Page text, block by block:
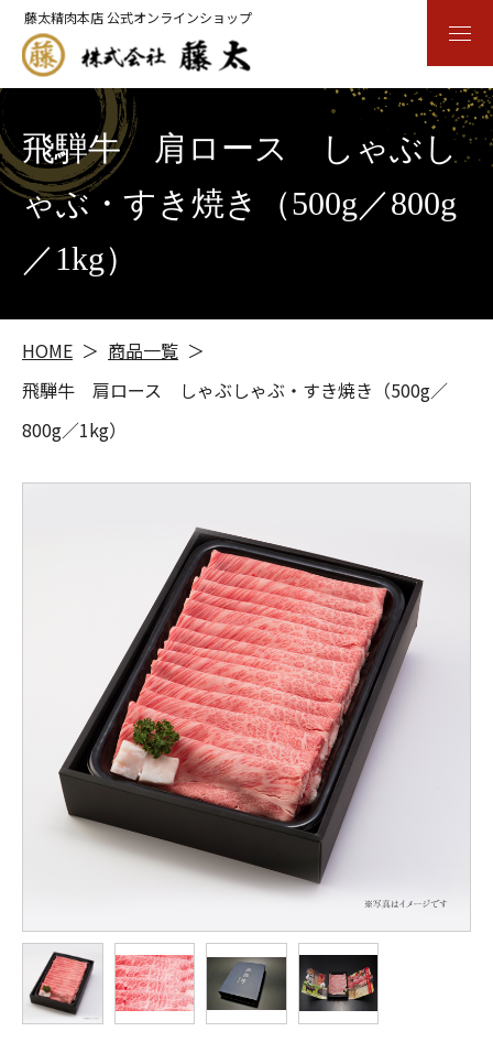
藤太精肉本店 公式オンラインショップ
飛騨牛 肩ロース しゃぶし
ゃぶ・すき焼き（500g／800g
／1kg）
HOME
商品一覧
飛騨牛 肩ロース しゃぶしゃぶ・すき焼き（500g／
800g／1kg）